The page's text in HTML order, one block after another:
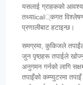
यसलाई ग्राहकको
तथ्याical्कगत विश्लेषण
प्रणालीबाट हटाइन्छ।
समग्रमा, कुकिजले
जुन पृष्ठहरू तपाईले खोज्नु
अनुगमन गर्नको लागि
तपाइँको कम्प्युटरमा